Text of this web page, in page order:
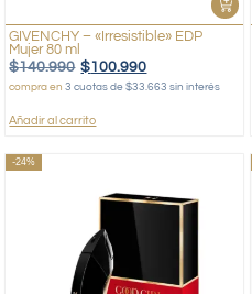
GIVENCHY – «Irresistible» EDP
Mujer 80 ml
$140.990 $100.990
compra en3 cuotas de $33.663 sin interés
Añadir al carrito
-24%